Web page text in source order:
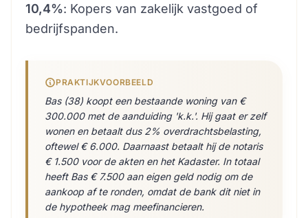
10,4%: Kopers van zakelijk vastgoed of
bedrijfspanden.
PRAKTIJKVOORBEELD
Bas (38) koopt een bestaande woning van €
300.000 met de aanduiding 'k.k.'. Hij gaat er zelf
wonen en betaalt dus 2% overdrachtsbelasting,
oftewel € 6.000. Daarnaast betaalt hij de notaris
€ 1.500 voor de akten en het Kadaster. In totaal
heeft Bas € 7.500 aan eigen geld nodig om de
aankoop af te ronden, omdat de bank dit niet in
de hypotheek mag meefinancieren.